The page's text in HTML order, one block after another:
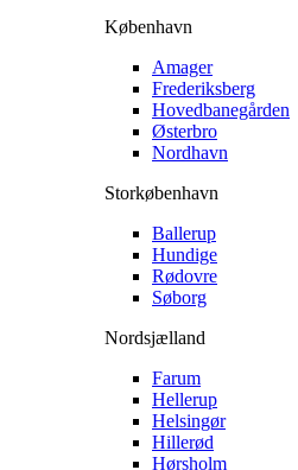
København
Amager
Frederiksberg
Hovedbanegården
Østerbro
Nordhavn
Storkøbenhavn
Ballerup
Hundige
Rødovre
Søborg
Nordsjælland
Farum
Hellerup
Helsingør
Hillerød
Hørsholm